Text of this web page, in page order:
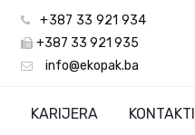
+387 33 921 934
+387 33 921 935
info@ekopak.ba
KARIJERA KONTAKTI